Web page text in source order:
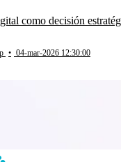
como decisión
• 04-mar-2026 12:30:00